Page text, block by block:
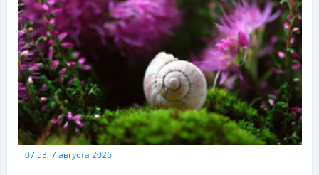
07:53, 7 августа 2026